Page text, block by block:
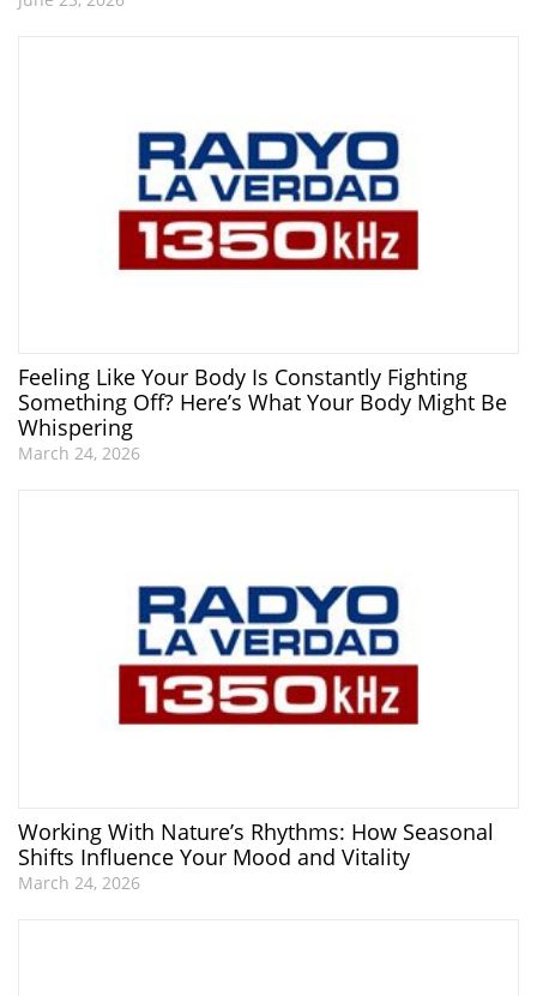
Feeling Like Your Body Is Constantly Fighting
Something Off? Here’s What Your Body Might Be
Whispering
March 24, 2026
Working With Nature’s Rhythms: How Seasonal
Shifts Influence Your Mood and Vitality
March 24, 2026